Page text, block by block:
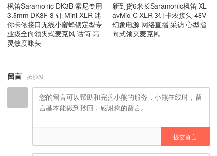
枫笛Saramonic DK3B 索尼专用
3.5mm DK3F 3 针 Mini-XLR 迷
你卡侬接口无线小蜜蜂锁定型专
业级全向领夹式麦克风 话筒 高
灵敏度咪头
新到货6米长Saramonic枫笛 XL
avMic-C XLR 3针卡农接头 48V
幻象电源 网络直播 采访 心型指
向式领夹麦克风
留言 抢沙发
提交留言